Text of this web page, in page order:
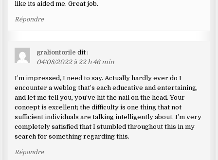
like its aided me. Great job.
Répondre
graliontorile dit :
04/08/2022 à 22 h 46 min
I’m impressed, I need to say. Actually hardly ever do I
encounter a weblog that’s each educative and entertaining,
and let me tell you, you’ve hit the nail on the head. Your
concept is excellent; the difficulty is one thing that not
sufficient individuals are talking intelligently about. I’m very
completely satisfied that I stumbled throughout this in my
search for something regarding this.
Répondre